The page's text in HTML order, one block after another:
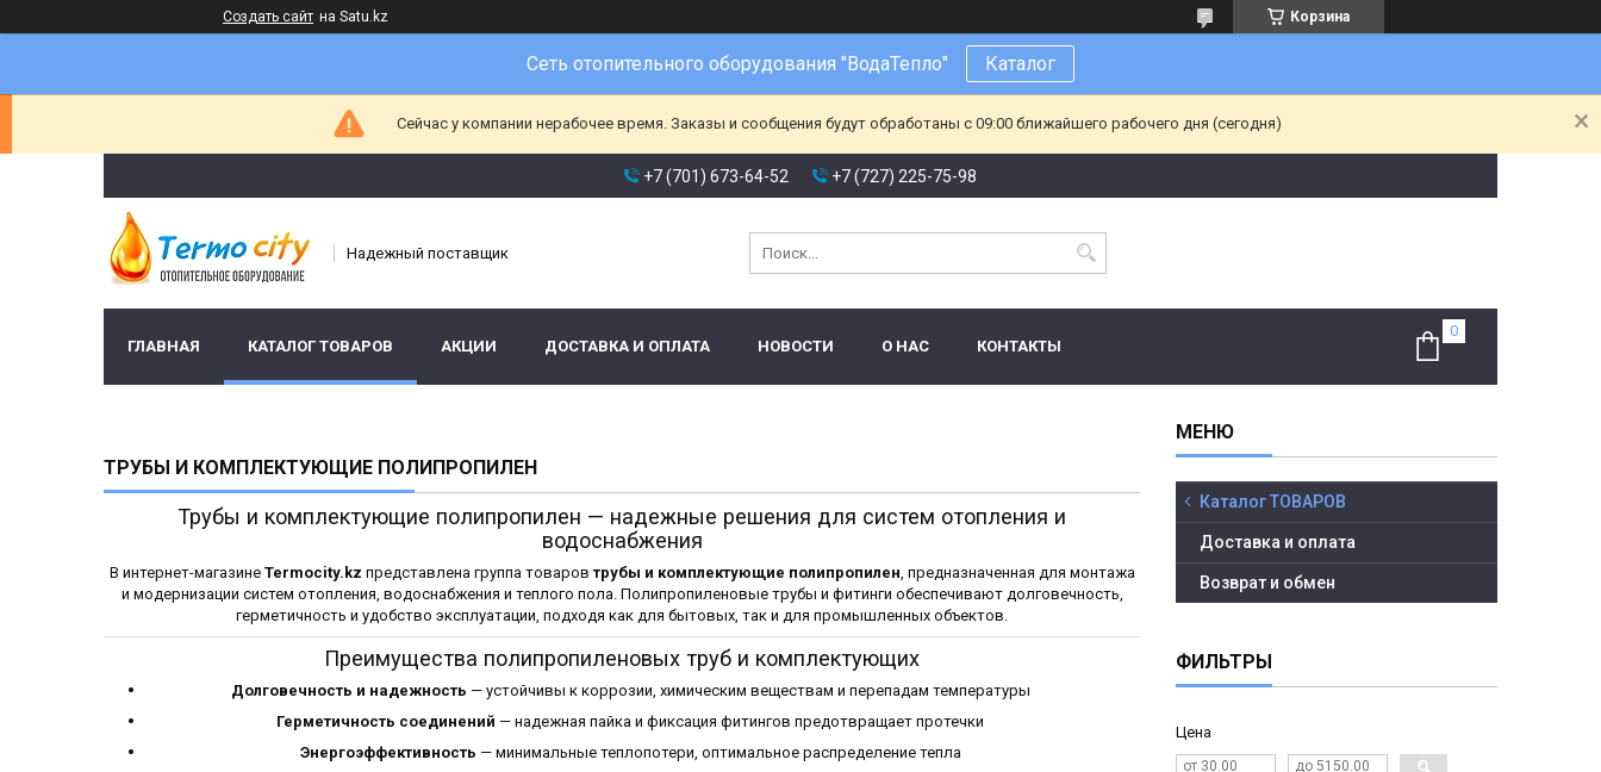
Создать сайт на Satu.kz Корзина
Сеть отопительного оборудования "ВодаТепло" Каталог
Сейчас у компании нерабочее время. Заказы и сообщения будут обработаны с 09:00 ближайшего рабочего дня (сегодня)
+7 (701) 673-64-52 +7 (727) 225-75-98
Надежный поставщик
ГЛАВНАЯ КАТАЛОГ ТОВАРОВ АКЦИИ ДОСТАВКА И ОПЛАТА НОВОСТИ О НАС КОНТАКТЫ
ТРУБЫ И КОМПЛЕКТУЮЩИЕ ПОЛИПРОПИЛЕН
Трубы и комплектующие полипропилен — надежные решения для систем отопления и
водоснабжения
В интернет-магазине Termocity.kz представлена группа товаровтрубы и комплектующие полипропилен, предназначенная для монтажа
и модернизации систем отопления, водоснабжения и теплого пола. Полипропиленовые трубы и фитинги обеспечивают долговечность,
герметичность и удобство эксплуатации, подходя как для бытовых, так и для промышленных объектов.
Преимущества полипропиленовых труб и комплектующих
Долговечность и надежность — устойчивы к коррозии, химическим веществам и перепадам температуры
Герметичность соединений — надежная пайка и фиксация фитингов предотвращает протечки
Энергоэффективность — минимальные теплопотери, оптимальное распределение тепла
Каталог ТОВАРОВ
Доставка и оплата
Возврат и обмен
ФИЛЬТРЫ
Цена